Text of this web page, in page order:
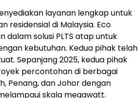
layanan lengkap untuk
residensial di Malaysia. Eco
dalam solusi PLTS atap untuk
kebutuhan. Kedua pihak telah
Sepanjang 2025, kedua pihak
percontohan di berbagai
Penang, dan Johor dengan
skala megawatt.